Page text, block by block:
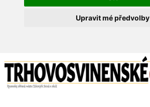
Upravit mé předvolby